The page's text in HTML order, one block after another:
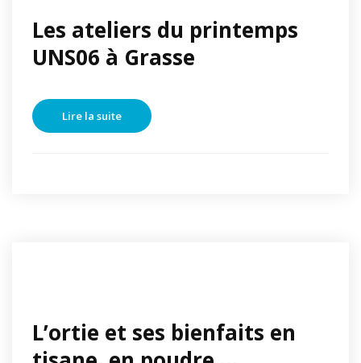
Les ateliers du printemps
UNS06 à Grasse
Lire la suite
L’ortie et ses bienfaits en